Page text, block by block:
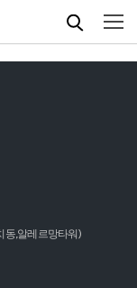
동,알레르망타워)